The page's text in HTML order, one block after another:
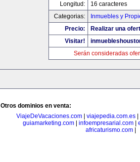
Longitud:
16 caracteres
Categorias:
Inmuebles y
Precio:
Realizar una
Visitar!
Serán consideradas
Otros dominios en venta:
ViajeDeVacaciones.com
viajepedia.com.es
guiamarketing.com| infoempresarial.com|
africaturismo.com